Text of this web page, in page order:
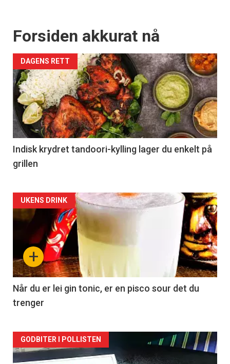
Forsiden akkurat nå
DAGENS RETT
Indisk krydret tandoori-kylling lager du enkelt på
grillen
Forsiden
akkurat
nå
-
2
+
UKENS DRINK
Når du er lei gin tonic, er en pisco sour det du
trenger
Forsiden
GODBITER I POLLISTEN